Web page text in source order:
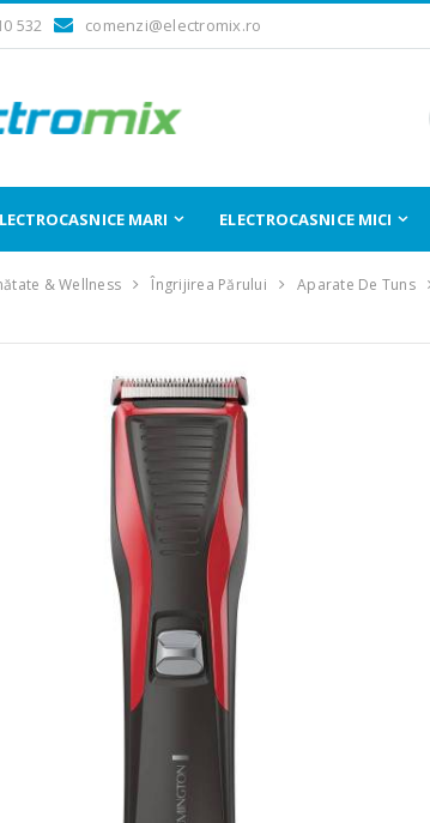
532 comenzi@electromix.ro
MARI ELECTROCASNICE MICI
& Wellness Îngrijirea Părului Aparate De Tuns